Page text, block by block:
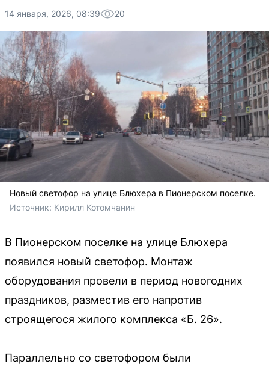
14 января, 2026, 08:39 20
Новый светофор на улице Блюхера в Пионерском поселке.
Источник: Кирилл Котомчанин
В Пионерском поселке на улице Блюхера
появился новый светофор. Монтаж
оборудования провели в период новогодних
праздников, разместив его напротив
строящегося жилого комплекса «Б. 26».
Параллельно со светофором были